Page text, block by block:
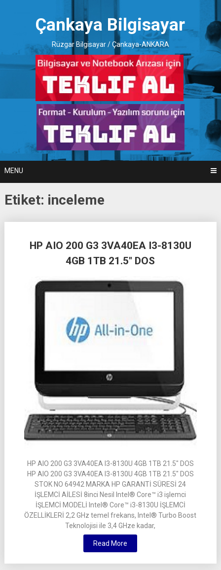
Çankaya Bilgisayar
Rüzgar Bilgisayar / Çankaya-ANKARA
MENU
Etiket: inceleme
HP AIO 200 G3 3VA40EA I3-8130U
4GB 1TB 21.5″ DOS
HP AIO 200 G3 3VA40EA I3-8130U 4GB 1TB 21.5″ DOS
HP AIO 200 G3 3VA40EA I3-8130U 4GB 1TB 21.5″ DOS
STOK NO 64942 MARKA HP GARANTİ SÜRESİ 24
İŞLEMCİ AİLESİ 8inci Nesil Intel® Core™ i3 işlemci
İŞLEMCİ MODELİ Intel® Core™ i3-8130U İŞLEMCİ
ÖZELLİKLERİ 2,2 GHz temel frekans, Intel® Turbo Boost
Teknolojisi ile 3,4 GHze kadar,
Read More
navigation